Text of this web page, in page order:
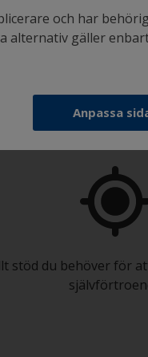
och har
alternativ gäller
Anpassa
din båt
stöd du behöver för